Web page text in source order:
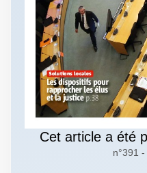
Cet article a été
n°391